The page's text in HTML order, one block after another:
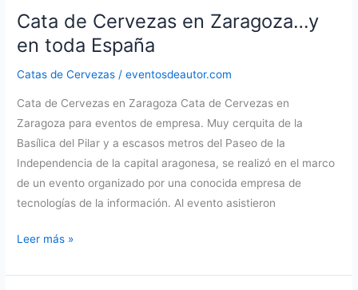
Cata de Cervezas en Zaragoza…y
en toda España
Catas de Cervezas /eventosdeautor.com
Cata de Cervezas en Zaragoza Cata de Cervezas en
Zaragoza para eventos de empresa. Muy cerquita de la
Basílica del Pilar y a escasos metros del Paseo de la
Independencia de la capital aragonesa, se realizó en el marco
de un evento organizado por una conocida empresa de
tecnologías de la información. Al evento asistieron
Cata
Cervezas
Leer más »